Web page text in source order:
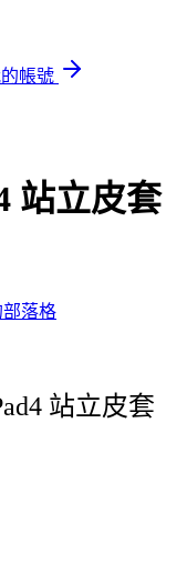
帳號
站立皮套
部落格
站立皮套